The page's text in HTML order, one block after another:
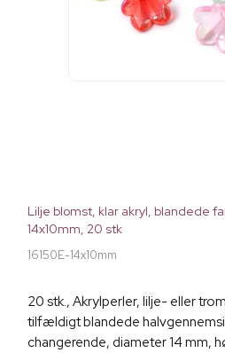
Lilje blomst, klar akryl, blandede
14x10mm, 20 stk
16150E-14x10mm
20 stk., Akrylperler, lilje- eller
tilfældigt blandede
changerende, diameter 14 mm,